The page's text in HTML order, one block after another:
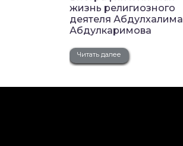
жизнь религиозного
деятеля Абдулхалима
Абдулкаримова
Читать далее